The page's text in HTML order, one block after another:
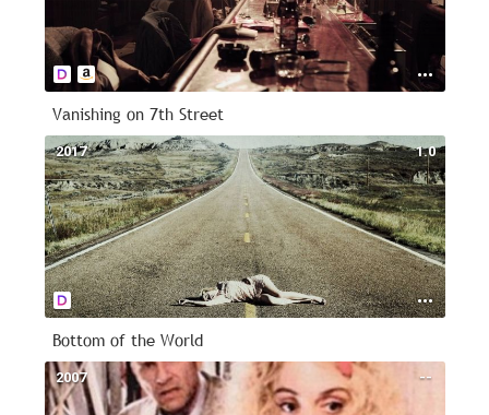
Vanishing on 7th Street
1.0
2017
Bottom of the World
--
2007